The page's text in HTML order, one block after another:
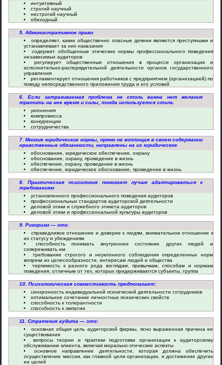
интуитивный
строгий научный
нестрогий научный
обиходный
5. Административное право
определяет, какие общественно опасные деяния являются преступными и
устанавливает за них наказания
содержит обобщенные этические нормы профессионального поведения
независимых аудиторов
регулирует общественные отношения в процессе организации и
исполнительно-распорядительной деятельности органов государственного
управления
регламентирует отношения работников с предприятием (организацией) по
поводу непосредственного приложения труда и его условий
6. Если затрагиваемая проблема не столь важна нет желания
тратить на нее время и силы, тогда используется стиль
уклонения
компромисса
конкуренции
сотрудничества
7. Многие юридические нормы, прямо не воплощая в своем содержании
нравственные обязанности, направлены на их юридическое
обоснование, юридическое обеспечение, охрану
обоснование, охрану, проведение в жизнь
обеспечение, охрану, проведение в жизнь
обеспечение, юридическое обоснование, проведение в жизнь
8. Практическая психология помогает лучше адаптироваться к
требованиям
установленного профессионального поведения аудиторов
профессиональных стандартов аудиторской деятельности
деловой этики и служебного этикета аудиторов
деловой этики и профессиональной культуры аудиторов
9. Ригоризм — это:
справедливое отношение и доверие к людям, внимательное отношение к
их статусу и убеждениям
способность понимать внутреннее состояние других людей и
сопереживать им
требование строгого и неуклонного соблюдения определенных норм
вопреки их целесообразности, интересам людей и общества
терпимость к разного рода взглядам, привычкам, способам и нормам
поведения, отличным от тех, которых придерживаются субъекты, группа
10. Психологическая совместимость предполагает:
синхронность индивидуальной психической деятельности сотрудников
оптимальное сочетание личностных психических свойств
способность к толерантности
способность к эмпатии
11. Стратегия аудита — это:
основная общая цель аудиторской фирмы, ясно выраженная причина ее
существования
вопросы теории и практики подготовки организации к аудиторскому
обслуживанию клиента, включая морально-этические аспекты
основное направление деятельности, которая должна обеспечить
осуществление миссии, как главной цели организации, и достижение других
ее целей